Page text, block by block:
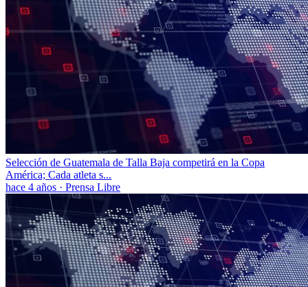
Selección de Guatemala de Talla Baja competirá en la Copa
América; Cada atleta s...
hace 4 años · Prensa Libre